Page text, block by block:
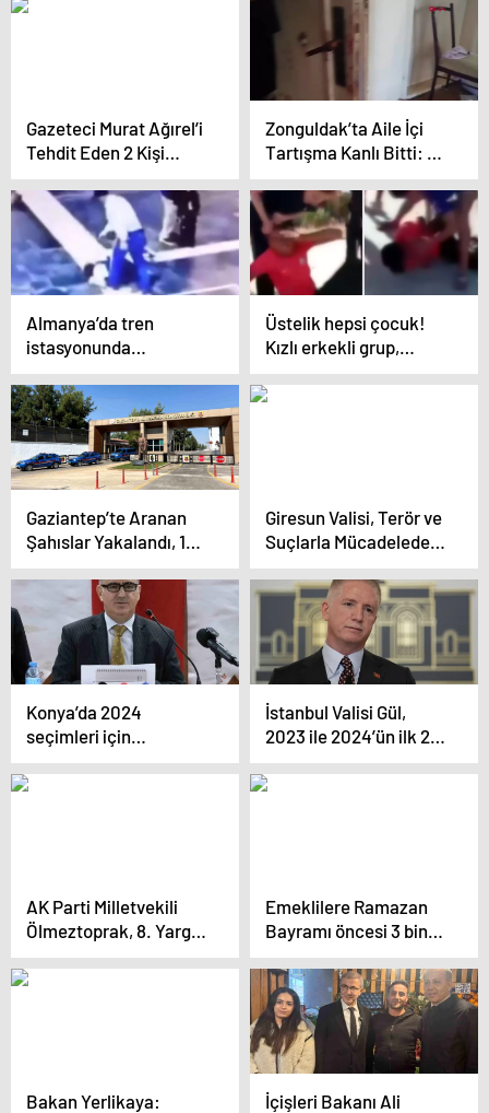
Gözaltında önünde silahlı saldırı
Gazeteci Murat Ağırel’i
Tehdit Eden 2 Kişi
Gözaltına Alındı
Zonguldak’ta Aile İçi
Tartışma Kanlı Bitti: 1
Ölü, 3 Yaralı
Almanya’da tren
istasyonunda
düzenlenen silahlı
saldırıya ait görüntüler
ortaya çıktı
Üstelik hepsi çocuk!
Kızlı erkekli grup,
aralarına aldıkları kişiyi
bayıltana kadar dövdü
Gaziantep’te Aranan
Şahıslar Yakalandı, 15
Tutuklama
Giresun Valisi, Terör ve
Suçlarla Mücadelede
Yoğun Çalışma
Yaptıklarını Açıkladı
Konya’da 2024
seçimleri için
hazırlıklar tamamlandı
İstanbul Valisi Gül,
2023 ile 2024’ün ilk 2
ayındaki asayiş
verilerini paylaştı
AK Parti Milletvekili
Ölmeztoprak, 8. Yargı
Paketi hakkında
açıklamalarda bulundu
Emeklilere Ramazan
Bayramı öncesi 3 bin
lira ikramiye
Bakan Yerlikaya:
İçişleri Bakanı Ali